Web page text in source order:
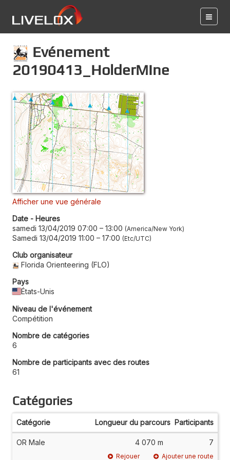
Evénement
20190413_HolderMIne
Afficher une vue générale
Date - Heures
samedi 13/04/2019 07:00 – 13:00 America/New York
Samedi 13/04/2019 11:00 – 17:00 Etc/UTC
Club organisateur
Florida Orienteering (FLO)
Pays
États-Unis
Niveau de l'événement
Compétition
Nombre de catégories
6
Nombre de participants avec des routes
61
Catégories
Catégorie Longueur du parcours Participants
OR Male 4 070 m 7
Rejouer Ajouter une route